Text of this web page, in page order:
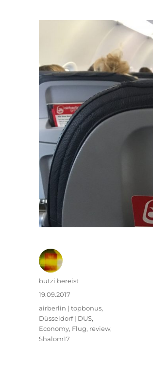
Autor
butzi bereist
Veröffentlicht
am
19.09.2017
Kategorien
airberlin | topbonus,
Düsseldorf | DUS,
Economy, Flug, review,
Shalom17